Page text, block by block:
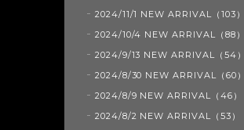
2024/11/1 NEW ARRIVAL（103）
2024/10/4 NEW ARRIVAL（88）
2024/9/13 NEW ARRIVAL（54）
2024/8/30 NEW ARRIVAL（60）
2024/8/9 NEW ARRIVAL（46）
2024/8/2 NEW ARRIVAL（53）